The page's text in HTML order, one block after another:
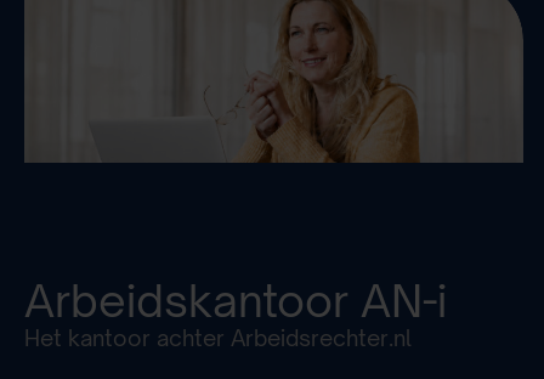
Arbeidskantoor AN-i
Het kantoor achter Arbeidsrechter.nl